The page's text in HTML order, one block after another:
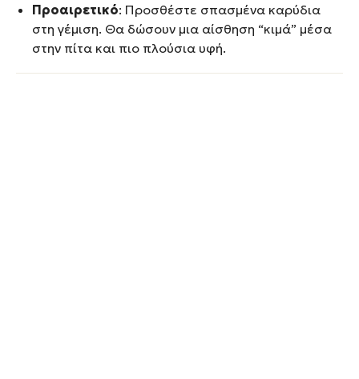
Προαιρετικό: Προσθέστε σπασμένα καρύδια
στη γέμιση. Θα δώσουν μια αίσθηση “κιμά” μέσα
στην πίτα και πιο πλούσια υφή.